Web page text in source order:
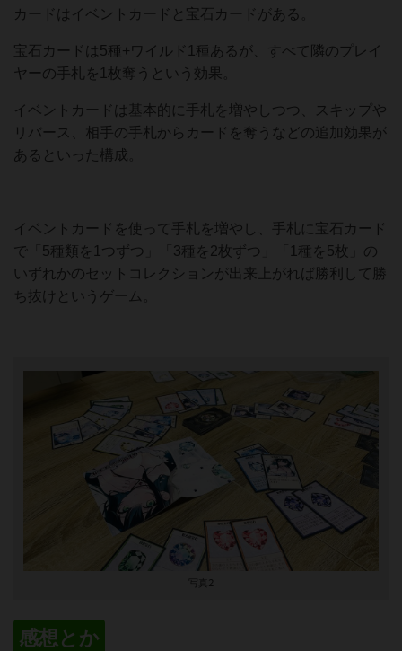
カードはイベントカードと宝石カードがある。
宝石カードは5種+ワイルド1種あるが、すべて隣のプレイ
ヤーの手札を1枚奪うという効果。
イベントカードは基本的に手札を増やしつつ、スキップや
リバース、相手の手札からカードを奪うなどの追加効果が
あるといった構成。
イベントカードを使って手札を増やし、手札に宝石カード
で「5種類を1つずつ」「3種を2枚ずつ」「1種を5枚」の
いずれかのセットコレクションが出来上がれば勝利して勝
ち抜けというゲーム。
写真2
感想とか